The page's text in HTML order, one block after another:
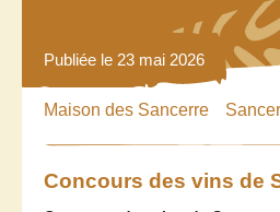
Publiée le 23 mai 2026
Maison des Sancerre
Concours des vins de